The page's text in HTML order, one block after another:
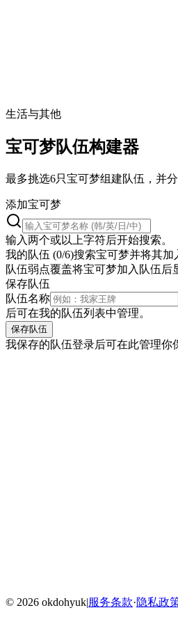
生活与其他
宝可梦队伍构建器
最多挑选6只宝可梦组建队伍，并分
添加宝可梦
输入两个或以上字符后开始搜索。
我的队伍 (0/6)搜索宝可梦并将其加
队伍弱点覆盖将宝可梦加入队伍后
保存队伍
队伍名称
后可在我的队伍列表中管理。
保存队伍
我保存的队伍登录后可在此管理你
© 2026 okdohyuk|服务条款·隐私政